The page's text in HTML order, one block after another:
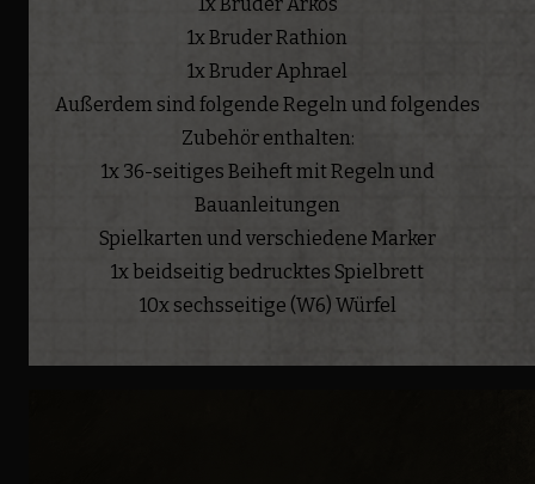
1x Bruder Rathion
1x Bruder Aphrael
Außerdem sind folgende Regeln und folgendes
Zubehör enthalten:
1x 36-seitiges Beiheft mit Regeln und
Bauanleitungen
Spielkarten und verschiedene Marker
1x beidseitig bedrucktes Spielbrett
10x sechsseitige (W6) Würfel